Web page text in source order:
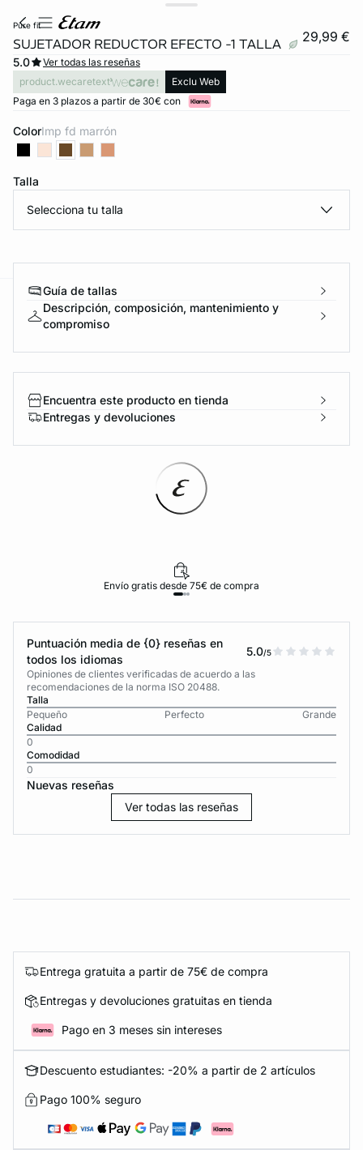
pure fit
SUJETADOR REDUCTOR EFECTO -1 TALLA 29,99 €
5.0
Ver todas las reseñas
product.wecaretext
Exclu Web
Paga en 3 plazos a partir de 30€ con
Color imp fd marrón
Talla
Selecciona tu talla
Guía de tallas
Descripción, composición, mantenimiento y
compromiso
Encuentra este producto en tienda
Entregas y devoluciones
Envío gratis desde 75€ de compra
Puntuación media de {0} reseñas en
todos los idiomas
5.0/5
Opiniones de clientes verificadas de acuerdo a las
recomendaciones de la norma ISO 20488.
Talla
Pequeño
Perfecto
Grande
Calidad
0
Comodidad
0
Nuevas reseñas
Ver todas las reseñas
Entrega gratuita a partir de 75€ de compra
Entregas y devoluciones gratuitas en tienda
Pago en 3 meses sin intereses
Descuento estudiantes: -20% a partir de 2 artículos
Pago 100% seguro